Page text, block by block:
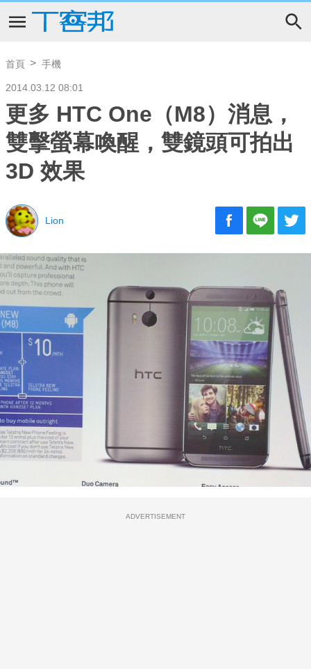
首頁 手機
2014.03.12 08:01
更多 HTC One（M8）消息，
雙擊螢幕喚醒，雙鏡頭可拍出
3D 效果
Lion
ADVERTISEMENT